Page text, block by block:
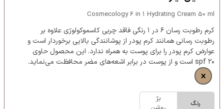
Cosmecology 6 in 1 Hydrating Cream 50 ml
کرم رطوبت رسان ۶ در ۱ رنگی فاقد چربی کاسموکولوژی علاوه بر
رطوبت رسانی همانند کرم پودر از پوشانندگی بالایی برخوردار است و
عوارض کرم پودر را برای پوست به همراه ندارد. این محصول حاوی
spf ۲۰ است و از پوست در برابر اشعه‌های مضر محافظت می‌نماید.
رنگ
بژ